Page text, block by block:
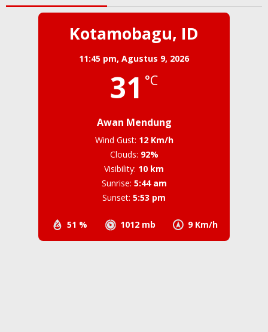
Kotamobagu, ID
11:45 pm, Agustus 9, 2026
31 °C
Awan Mendung
51 % 1012 mb 9 Km/h
Wind Gust: 12 Km/h
Clouds: 92%
Visibility: 10 km
Sunrise: 5:44 am
Sunset: 5:53 pm